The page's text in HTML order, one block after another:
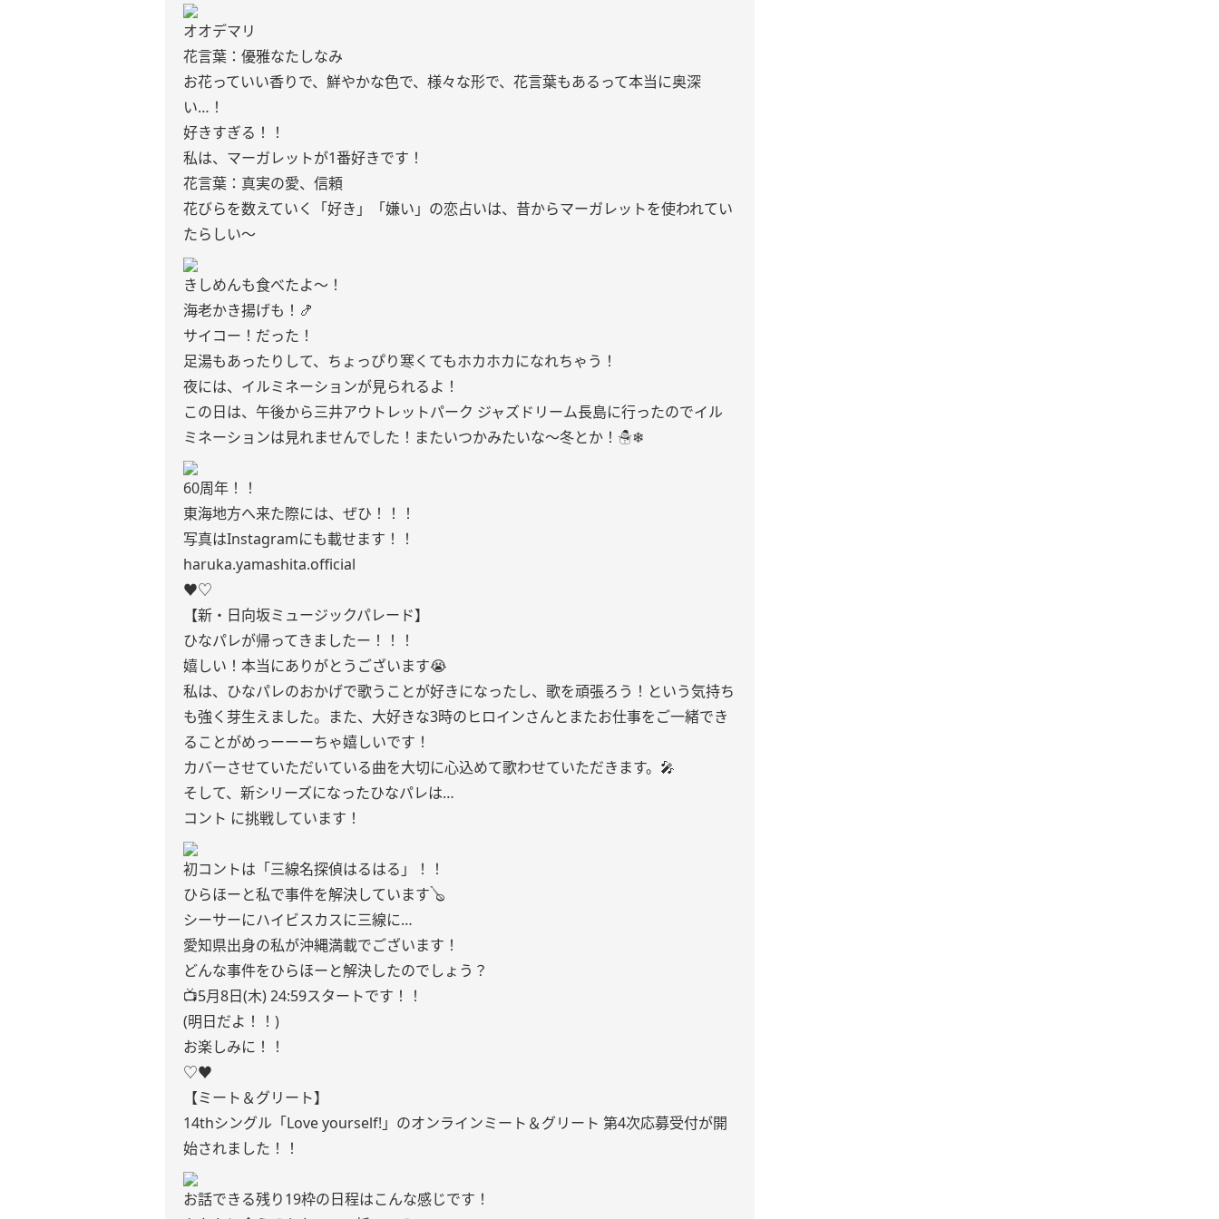
オオデマリ
花言葉：優雅なたしなみ
お花っていい香りで、鮮やかな色で、様々な形で、花言葉もあるって本当に奥深
い…！
好きすぎる！！
私は、マーガレットが1番好きです！
花言葉：真実の愛、信頼
花びらを数えていく「好き」「嫌い」の恋占いは、昔からマーガレットを使われてい
たらしい〜
きしめんも食べたよ〜！
海老かき揚げも！🍤
サイコー！だった！
足湯もあったりして、ちょっぴり寒くてもホカホカになれちゃう！
夜には、イルミネーションが見られるよ！
この日は、午後から三井アウトレットパーク ジャズドリーム長島に行ったのでイル
ミネーションは見れませんでした！またいつかみたいな〜冬とか！☃❄
60周年！！
東海地方へ来た際には、ぜひ！！！
写真はInstagramにも載せます！！
haruka.yamashita.official
♥♡
【新・日向坂ミュージックパレード】
ひなパレが帰ってきましたー！！！
嬉しい！本当にありがとうございます😭
私は、ひなパレのおかげで歌うことが好きになったし、歌を頑張ろう！という気持ち
も強く芽生えました。また、大好きな3時のヒロインさんとまたお仕事をご一緒でき
ることがめっーーーちゃ嬉しいです！
カバーさせていただいている曲を大切に心込めて歌わせていただきます。🎤
そして、新シリーズになったひなパレは…
コント に挑戦しています！
初コントは「三線名探偵はるはる」！！
ひらほーと私で事件を解決しています🪕
シーサーにハイビスカスに三線に…
愛知県出身の私が沖縄満載でございます！
どんな事件をひらほーと解決したのでしょう？
📺5月8日(木) 24:59スタートです！！
(明日だよ！！)
お楽しみに！！
♡♥
【ミート＆グリート】
14thシングル「Love yourself!」のオンラインミート＆グリート 第4次応募受付が開
始されました！！
お話できる残り19枠の日程はこんな感じです！